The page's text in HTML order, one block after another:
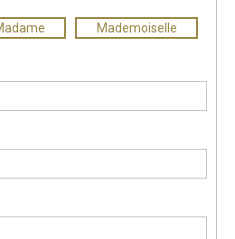
Mademoiselle